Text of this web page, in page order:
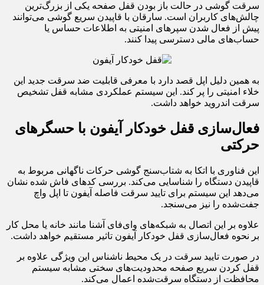
سرقت گوشی در حالت باز بودن قفل صفحه یکی از بزرگ‌ترین
چالش‌های کاربران است. سارقان با قاپیدن سریع گوشی می‌توانند
پیش از فعال شدن سپرهای امنیتی به اطلاعات حساس یا
حساب‌های مالی دسترسی پیدا کنند.
به همین دلیل اپل قصد دارد با معرفی قابلیت ضد سرقت جدید این
خلاء امنیتی را پر کند. این سیستم عملکردی مشابه قفل تشخیص
سرقت اندروید خواهد داشت.
فعال‌سازی قفل خودکار آیفون با حسگرهای
حرکتی
این فناوری با اتکا به شتاب‌سنج گوشی حرکات ناگهانی مربوط به
قاپیدن دستگاه را شناسایی می‌کند. بررسی کدهای فاش شده نشان
می‌دهد این سیستم برای تایید سرقت فاصله آیفون تا اپل واچ
جفت‌شده را نیز می‌سنجد.
علاوه بر این اتصال به شبکه‌های وای‌فای آشنا مانند خانه یا محل کار
بر نحوه فعال‌سازی قفل خودکار آیفون تاثیر مستقیم خواهد داشت.
در صورت تایید سرقت در یک محیط ناشناس این ویژگی علاوه بر
قفل کردن سریع صفحه محدودیت‌های سختی مشابه سیستم
محافظت از دستگاه سرقت‌شده اعمال می‌کند.